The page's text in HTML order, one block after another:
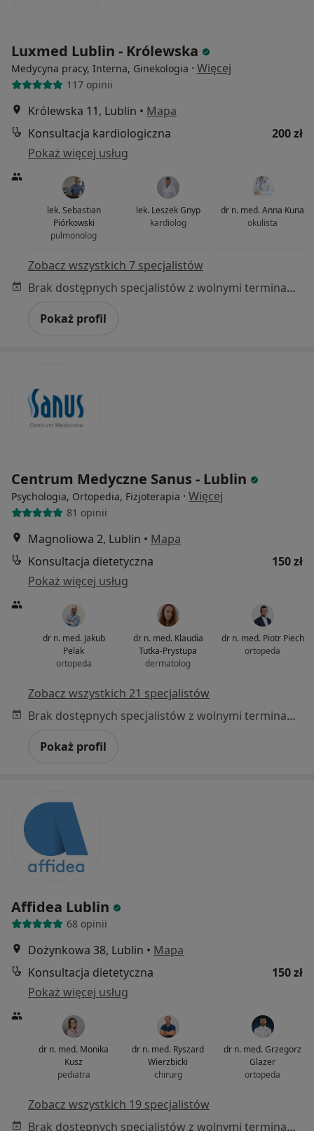
Luxmed Lublin - Królewska
Medycyna pracy, Interna, Ginekologia · Więcej
117 opinii
Królewska 11, Lublin • Mapa
Konsultacja kardiologiczna
200 zł
Pokaż więcej usług
lek. Sebastian
Piórkowski
pulmonolog
lek. Leszek Gnyp
kardiolog
dr n. med. Anna Kuna
okulista
Zobacz wszystkich 7 specjalistów
Brak dostępnych specjalistów z wolnymi terminami w tym centrum medycznym.
Pokaż profil
Centrum Medyczne Sanus - Lublin
Psychologia, Ortopedia, Fizjoterapia · Więcej
81 opinii
Magnoliowa 2, Lublin • Mapa
Konsultacja dietetyczna
150 zł
Pokaż więcej usług
dr n. med. Jakub
Pelak
ortopeda
dr n. med. Klaudia
Tutka-Prystupa
dermatolog
dr n. med. Piotr Piech
ortopeda
Zobacz wszystkich 21 specjalistów
Brak dostępnych specjalistów z wolnymi terminami w tym centrum medycznym.
Pokaż profil
Affidea Lublin
68 opinii
Dożynkowa 38, Lublin • Mapa
Konsultacja dietetyczna
150 zł
Pokaż więcej usług
dr n. med. Monika
Kusz
pediatra
dr n. med. Ryszard
Wierzbicki
chirurg
dr n. med. Grzegorz
Glazer
ortopeda
Zobacz wszystkich 19 specjalistów
Brak dostępnych specjalistów z wolnymi terminami w tym centrum medycznym.